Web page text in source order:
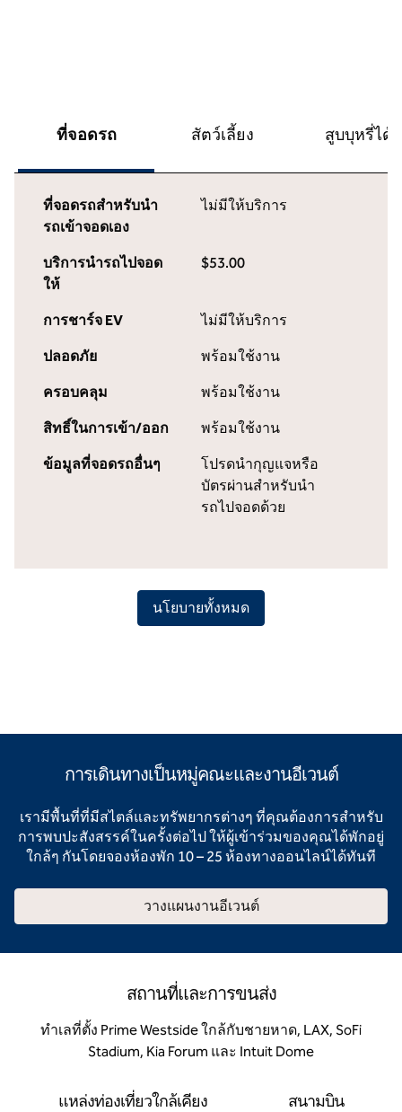
ที่จอดรถ สัตว์เลี้ยง สูบบุหรี่ได้
ที่จอดรถสำหรับนำ
รถเข้าจอดเอง
ไม่มีให้บริการ
บริการนำรถไปจอด
ให้
$53.00
การชาร์จ EV ไม่มีให้บริการ
ปลอดภัย พร้อมใช้งาน
ครอบคลุม พร้อมใช้งาน
สิทธิ์ในการเข้า/ออก พร้อมใช้งาน
ข้อมูลที่จอดรถอื่นๆ
โปรดนํากุญแจหรือ
บัตรผ่านสําหรับนํา
รถไปจอดด้วย
นโยบายทั้งหมด
การเดินทางเป็นหมู่คณะและงานอีเวนต์
เรามีพื้นที่ที่มีสไตล์และทรัพยากรต่างๆ ที่คุณต้องการสําหรับ
การพบปะสังสรรค์ในครั้งต่อไป ให้ผู้เข้าร่วมของคุณได้พักอยู่
ใกล้ๆ กันโดยจองห้องพัก 10 – 25 ห้องทางออนไลน์ได้ทันที
วางแผนงานอีเวนต์
สถานที่และการขนส่ง
ทําเลที่ตั้ง Prime Westside ใกล้กับชายหาด, LAX, SoFi
Stadium, Kia Forum และ Intuit Dome
แหล่งท่องเที่ยวใกล้เคียง สนามบิน